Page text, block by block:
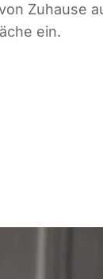
Zuhau­se
ein.